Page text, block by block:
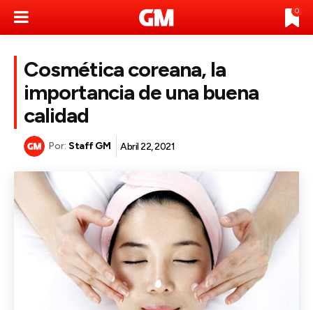
0
Cosmética coreana, la
importancia de una buena
calidad
Por: Staff GM Abril 22, 2021